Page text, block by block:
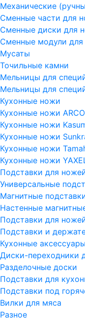
Механические
Сменные части для
Сменные диски для
Сменные модули
Мусаты
Точильные камни
Мельницы для
Мельницы для
Кухонные ножи
Кухонные ножи
Кухонные ножи
Кухонные ножи
Кухонные ножи
Кухонные ножи
Подставки для
Универсальные
Магнитные
Настенные
Подставки для
Подставки и
Кухонные аксессуары
Диски-переходники
Разделочные доски
Подставки для
Подставки под
Вилки для мяса
Разное